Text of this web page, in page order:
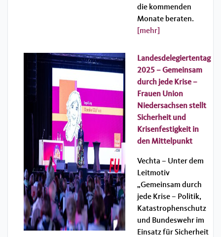
die kommenden
Monate beraten.
[mehr]
Landesdelegiertentag
2025 – Gemeinsam
durch jede Krise –
Frauen Union
Niedersachsen stellt
Sicherheit und
Krisenfestigkeit in
den Mittelpunkt
Vechta – Unter dem
Leitmotiv
„Gemeinsam durch
jede Krise – Politik,
Katastrophenschutz
und Bundeswehr im
Einsatz für Sicherheit